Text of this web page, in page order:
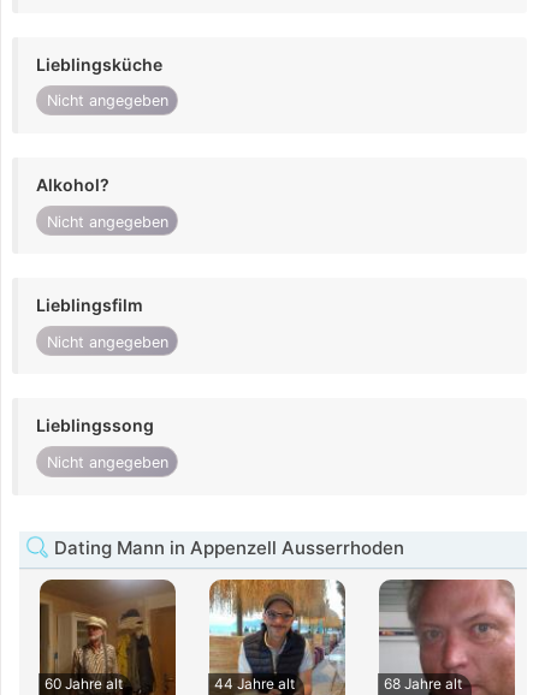
Lieblingsküche
Nicht angegeben
Alkohol?
Nicht angegeben
Lieblingsfilm
Nicht angegeben
Lieblingssong
Nicht angegeben
Dating Mann in Appenzell Ausserrhoden
60 Jahre alt
44 Jahre alt
68 Jahre alt